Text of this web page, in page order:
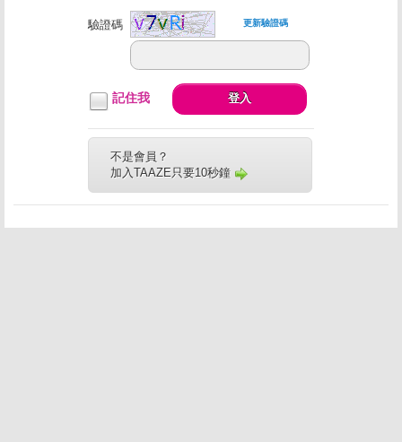
驗證碼 更新驗證碼
記住我 登入
不是會員？
加入TAAZE只要10秒鐘